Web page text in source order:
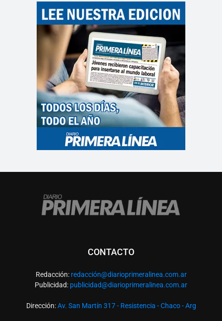
CONTACTO
Redacción: redacción@diarioprimeralinea.com.ar
Publicidad: publicidad@diarioprimeralinea.com.ar
Dirección:Av. San Martín 317 - Resistencia - Chaco - Arg